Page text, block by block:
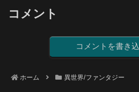
コメント
コメントを書き
ホーム 異世界/ファンタジー